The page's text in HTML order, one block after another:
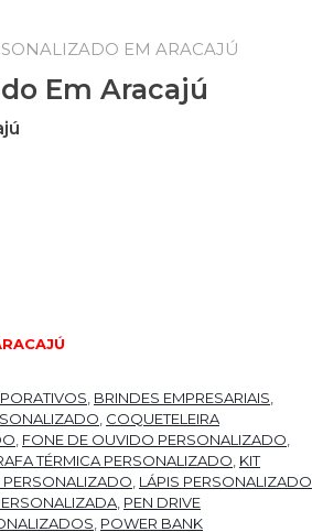
EM ARACAJÚ
Em Aracajú
quantidade
BRINDES EMPRESARIAIS
COQUETELEIRA
FONE DE OUVIDO PERSONALIZADO
TÉRMICA PERSONALIZADO KIT
PERSONALIZADO LÁPIS PERSONALIZADO
PEN DRIVE
POWER BANK